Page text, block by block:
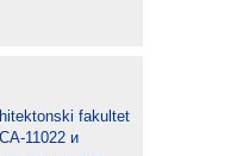
fakultet
11022 и